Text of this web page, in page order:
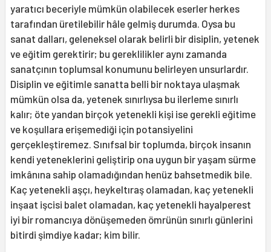
yaratıcı beceriyle mümkün olabilecek eserler herkes
tarafından üretilebilir hâle gelmiş durumda. Oysa bu
sanat dalları, geleneksel olarak belirli bir disiplin, yetenek
ve eğitim gerektirir; bu gereklilikler aynı zamanda
sanatçının toplumsal konumunu belirleyen unsurlardır.
Disiplin ve eğitimle sanatta belli bir noktaya ulaşmak
mümkün olsa da, yetenek sınırlıysa bu ilerleme sınırlı
kalır; öte yandan birçok yetenekli kişi ise gerekli eğitime
ve koşullara erişemediği için potansiyelini
gerçekleştiremez. Sınıfsal bir toplumda, birçok insanın
kendi yeteneklerini geliştirip ona uygun bir yaşam sürme
imkânına sahip olamadığından henüz bahsetmedik bile.
Kaç yetenekli aşçı, heykeltıraş olamadan, kaç yetenekli
inşaat işcisi balet olamadan, kaç yetenekli hayalperest
iyi bir romancıya dönüşemeden ömrünün sınırlı günlerini
bitirdi şimdiye kadar; kim bilir.